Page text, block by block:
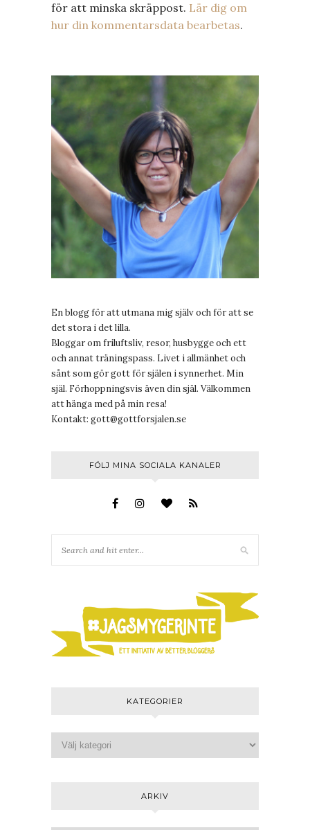
för att minska skräppost. Lär dig om
hur din kommentarsdata bearbetas.
En blogg för att utmana mig själv och för att se
det stora i det lilla.
Bloggar om friluftsliv, resor, husbygge och ett
och annat träningspass. Livet i allmänhet och
sånt som gör gott för själen i synnerhet. Min
själ. Förhoppningsvis även din själ. Välkommen
att hänga med på min resa!
Kontakt: gott@gottforsjalen.se
FÖLJ MINA SOCIALA KANALER
KATEGORIER
ARKIV